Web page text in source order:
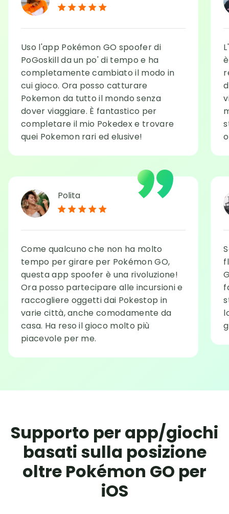
Uso l'app Pokémon GO spoofer di
PoGoskill da un po' di tempo e ha
completamente cambiato il modo in
cui gioco. Ora posso catturare
Pokemon da tutto il mondo senza
dover viaggiare. È fantastico per
completare il mio Pokedex e trovare
quei Pokemon rari ed elusive!
Polita
Come qualcuno che non ha molto
tempo per girare per Pokémon GO,
questa app spoofer è una rivoluzione!
Ora posso partecipare alle incursioni e
raccogliere oggetti dai Pokestop in
varie città, anche comodamente da
casa. Ha reso il gioco molto più
piacevole per me.
Supporto per app/giochi
basati sulla posizione
oltre Pokémon GO per
iOS